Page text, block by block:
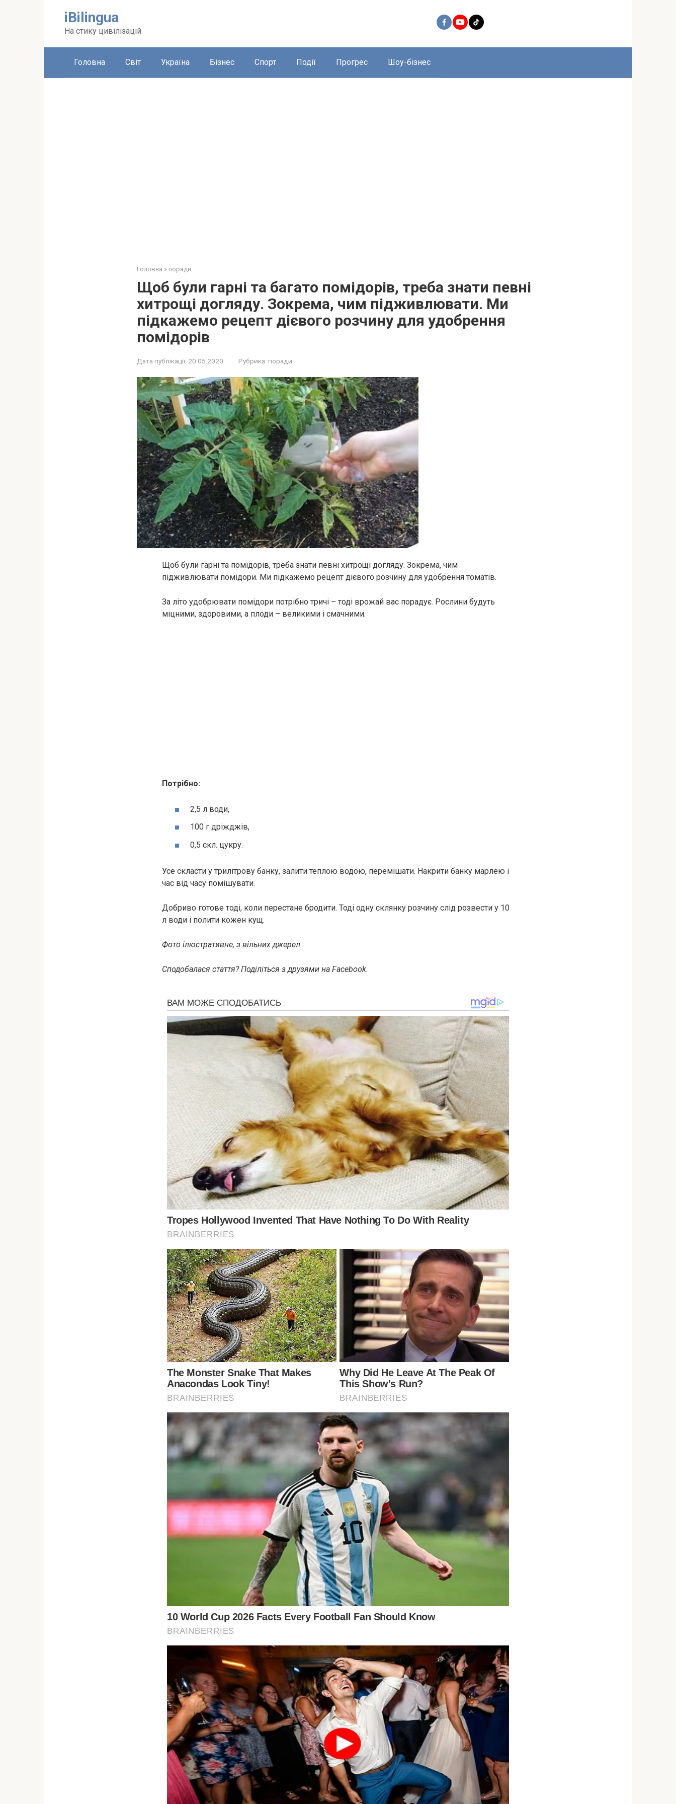
iBilingua
На стику цивілізацій
Головна Світ Україна Бізнес Спорт Події Прогрес Шоу-бізнес
Головна » поради
Щоб були гарні та багато помідорів, треба знати певні
хитрощі догляду. Зокрема, чим підживлювати. Ми
підкажемо рецепт дієвого розчину для удобрення
помідорів
Дата публікації: 20.05.2020 Рубрика: поради
Щоб були гарні та помідорів, треба знати певні хитрощі догляду. Зокрема, чим
підживлювати помідори. Ми підкажемо рецепт дієвого розчину для удобрення томатів.
За літо удобрювати помідори потрібно тричі – тоді врожай вас порадує. Рослини будуть
міцними, здоровими, а плоди – великими і смачними.
Потрібно:
2,5 л води,
100 г дріжджів,
0,5 скл. цукру.
Усе скласти у трилітрову банку, залити теплою водою, перемішати. Накрити банку марлею і
час від часу помішувати.
Добриво готове тоді, коли перестане бродити. Тоді одну склянку розчину слід розвести у 10
л води і полити кожен кущ.
Фото ілюстративне, з вільних джерел.
Сподобалася стаття? Поділіться з друзями на Facebook.